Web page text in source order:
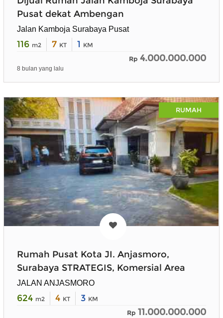
Pusat dekat Ambengan
Jalan Kamboja Surabaya Pusat
116 m2 7 KT 1 KM
Rp 4.000.000.000
8 bulan yang lalu
RUMAH
Rumah Pusat Kota JI. Anjasmoro,
Surabaya STRATEGIS, Komersial Area
JALAN ANJASMORO
624 m2 4 KT 3 KM
Rp 11.000.000.000